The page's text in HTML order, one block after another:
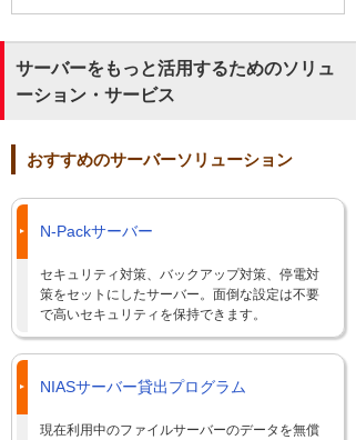
サーバーをもっと活用するためのソリュ
ーション・サービス
おすすめのサーバーソリューション
N-Packサーバー
セキュリティ対策、バックアップ対策、停電対
策をセットにしたサーバー。面倒な設定は不要
で高いセキュリティを保持できます。
NIASサーバー貸出プログラム
現在利用中のファイルサーバーのデータを無償